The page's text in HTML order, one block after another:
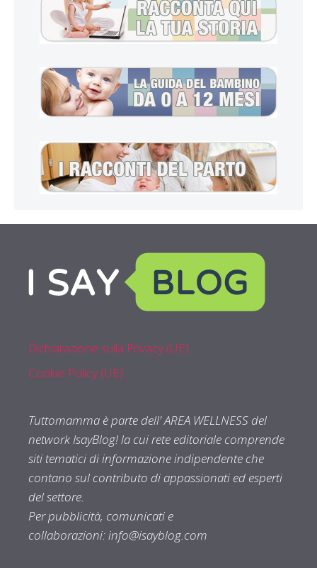
Dichiarazione sulla Privacy (UE)
Cookie Policy (UE)
Tuttomamma è parte dell' AREA WELLNESS del
network IsayBlog! la cui rete editoriale comprende
siti tematici di informazione indipendente che
contano sul contributo di appassionati ed esperti
del settore.
Per pubblicità, comunicati e
collaborazioni:info@isayblog.com